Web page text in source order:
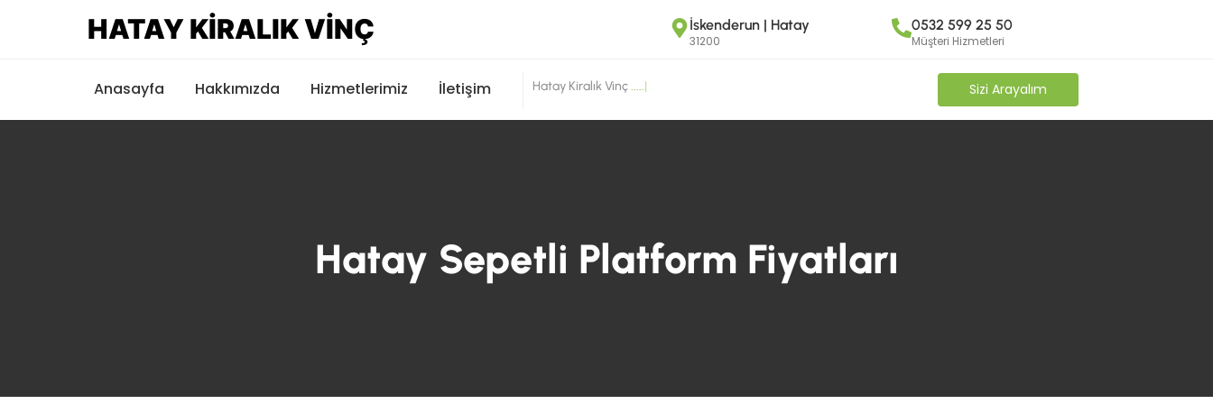
HATAY KIRALIK VINÇ İskenderun | Hatay
31200
0532 599 25 50
Müşteri Hizmetleri
Anasayfa Hakkımızda Hizmetlerimiz İletişim Hatay Kiralık Vinç.....| Sizi Arayalım
Hatay Sepetli Platform Fiyatları